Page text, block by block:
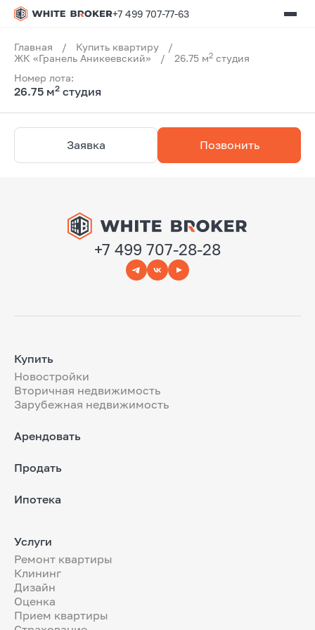
+7 499 707-77-63
Главная / Купить квартиру
/
ЖК «Гранель Аникеевский»
/ 26.75 м2 студия
Номер лота:
26.75 м2 студия
Заявка Позвонить
+7 499 707-28-28
Купить
Новостройки
Вторичная недвижимость
Зарубежная недвижимость
Арендовать
Продать
Ипотека
Услуги
Ремонт квартиры
Клининг
Дизайн
Оценка
Прием квартиры